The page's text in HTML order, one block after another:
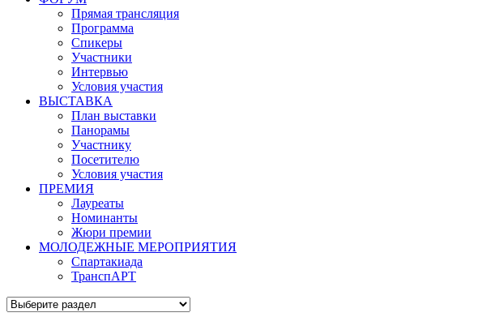
Прямая трансляция
Программа
Спикеры
Участники
Интервью
Условия участия
ВЫСТАВКА
План выставки
Панорамы
Участнику
Посетителю
Условия участия
ПРЕМИЯ
Лауреаты
Номинанты
Жюри премии
МОЛОДЕЖНЫЕ МЕРОПРИЯТИЯ
Спартакиада
ТранспАРТ